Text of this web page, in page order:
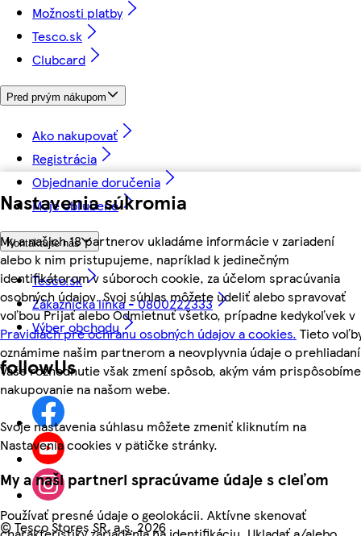
Nastavenia súkromia
My a našich 18 partnerov ukladáme informácie v zariadení
alebo k nim pristupujeme, napríklad k jedinečným
identifikátorom v súboroch cookie, za účelom spracúvania
osobných údajov. Svoj súhlas môžete udeliť alebo spravovať
voľbou Prijať alebo Odmietnuť všetko, prípadne kedykoľvek v
Pravidlách pre ochranu osobných údajov a cookies. Tieto
oznámime našim partnerom a neovplyvnia údaje o
Vaše rozhodnutie však zmení spôsob, akým vám prispôsobíme
nakupovanie na našom webe.
Svoje nastavenia súhlasu môžete zmeniť kliknutím na
Nastavenia cookies v pätičke stránky.
My a naši partneri spracúvame údaje s cieľom
Používať presné údaje o geolokácii. Aktívne skenovať
Možnosti platby
Tesco.sk
Clubcard
Pred prvým nákupom
Ako nakupovať
Registrácia
Objednanie doručenia
Moje obľúbené
Kontaktujte nás
Tesco.sk
Zákaznícka linka - 0800222333
Výber obchodu
followUs
©Tesco Stores SR, a.s. 2026